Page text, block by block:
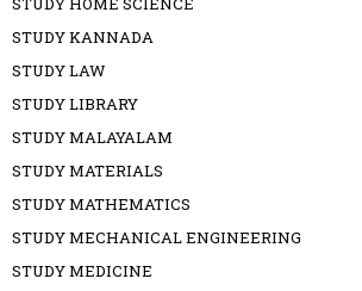
STUDY KANNADA
STUDY LAW
STUDY LIBRARY
STUDY MALAYALAM
STUDY MATERIALS
STUDY MATHEMATICS
STUDY MECHANICAL ENGINEERING
STUDY MEDICINE